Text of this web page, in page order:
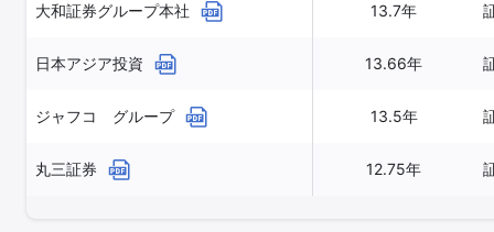
大和証券グループ本社 13.7年
日本アジア投資 13.66年
ジャフコ グループ 13.5年
丸三証券 12.75年